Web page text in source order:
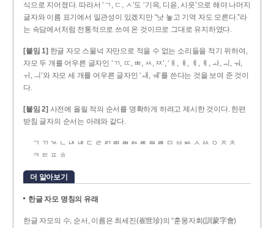
식으로 지어졌다. 따라서 ‘ㄱ, ㄷ, ㅅ’도 ‘기윽, 디읃, 시읏’으로 해야 나머지
글자와 이름 표기에서 일관성이 있겠지만 “낫 놓고 기역 자도 모른다.”라
는 속담에서처럼 전통적으로 쓰여 온 것이므로 그대로 유지하였다.
[붙임 1] 한글 자모 스물넉 자만으로 적을 수 없는 소리들을 적기 위하여,
자모 두 개를 어우른 글자인 ‘ㄲ, ㄸ, ㅃ, ㅆ, ㅉ’, ‘ㅐ, ㅒ, ㅔ, ㅖ, ㅘ, ㅚ, ㅝ,
ㅟ, ㅢ’와 자모 세 개를 어우른 글자인 ‘ㅙ, ㅞ’를 쓴다는 것을 보여 준 것이
다.
[붙임 2] 사전에 올릴 적의 순서를 명확하게 하려고 제시한 것이다. 한편
받침 글자의 순서는 아래와 같다.
ㄱ ㄲ ㄳ ㄴ ㄵ ㄶ ㄷ ㄹ ㄺ ㄻ ㄼ ㄽ ㄾ ㄿ ㅀ ㅁ ㅂ ㅄ ㅅ ㅆ ㅇ ㅈ ㅊ
ㅋ ㅌ ㅍ ㅎ
더 알아보기
한글 자모 명칭의 유래
한글 자모의 수, 순서, 이름은 최세진(崔世珍)의 “훈몽자회(訓蒙字會)